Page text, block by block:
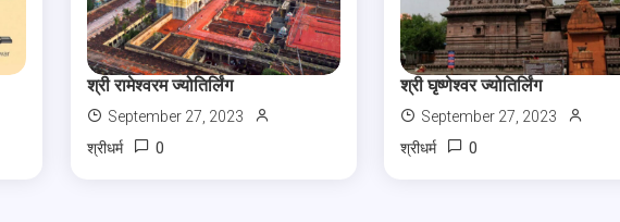
श्री रामेश्वरम ज्योतिर्लिंग
September 27, 2023
श्रीधर्म
0
श्री घृष्णेश्वर ज्योतिर्लिंग
September 27, 2023
श्रीधर्म
0